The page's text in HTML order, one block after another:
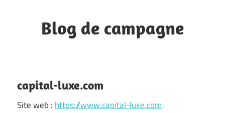
contentBlog de campagne
Pays
Grassois
capital-luxe.com
Site web : https://www.capital-luxe.com